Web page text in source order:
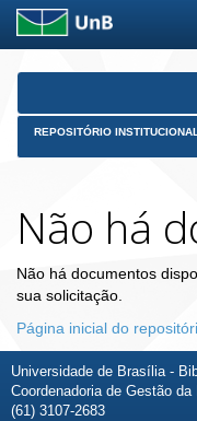
Skip
REPOSITÓRIO
Não há
Não há documentos
sua solicitação.
Página inicial do
Universidade de Brasília -
Coordenadoria de Gestão
(61) 3107-2683